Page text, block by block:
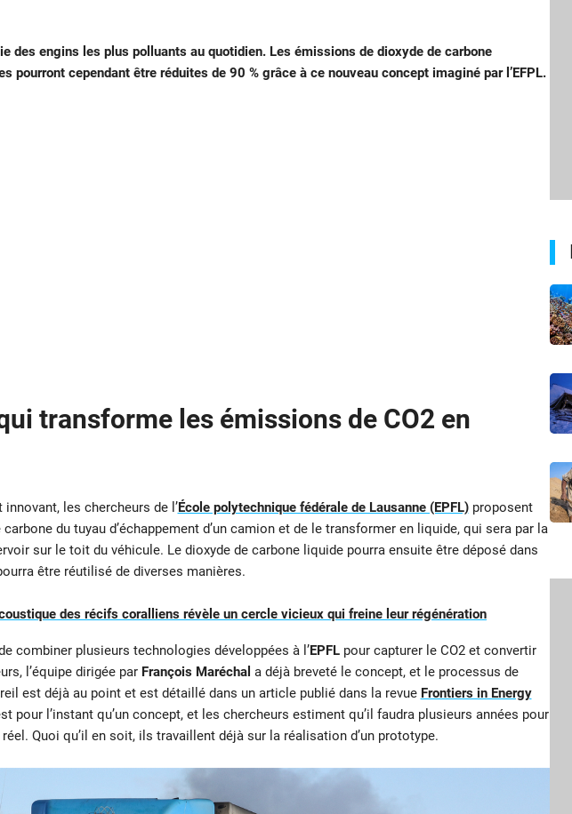
des engins les plus polluants au quotidien. Les émissions de dioxyde de carbone
pourront cependant être réduites de 90 % grâce à ce nouveau concept imaginé par l’EFPL.
transforme les émissions de CO2 en
les chercheurs de l’École polytechnique fédérale de Lausanne (EPFL)proposent
du tuyau d’échappement d’un camion et de le transformer en liquide, qui sera par la
sur le toit du véhicule. Le dioxyde de carbone liquide pourra ensuite être déposé dans
être réutilisé de diverses manières.
des récifs coralliens révèle un cercle vicieux qui freine leur régénération
combiner plusieurs technologies développées à l’EPFLpour capturer le CO2 et convertir
l’équipe dirigée par François Maréchal a déjà breveté le concept, et le processus de
est déjà au point et est détaillé dans un article publié dans la revue Frontiers in Energy
pour l’instant qu’un concept, et les chercheurs estiment qu’il faudra plusieurs années pour
Quoi qu’il en soit, ils travaillent déjà sur la réalisation d’un prototype.